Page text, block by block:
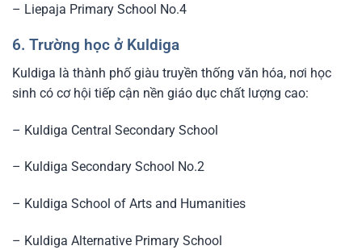
– Liepaja Primary School No.4
6. Trường học ở Kuldiga
Kuldiga là thành phố giàu truyền thống văn hóa, nơi học
sinh có cơ hội tiếp cận nền giáo dục chất lượng cao:
– Kuldiga Central Secondary School
– Kuldiga Secondary School No.2
– Kuldiga School of Arts and Humanities
– Kuldiga Alternative Primary School